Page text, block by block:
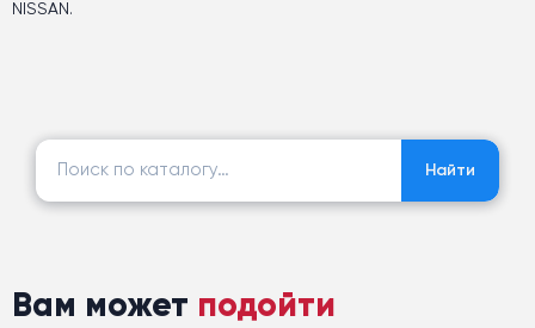
NISSAN.
Найти:
Найти
Вам может подойти